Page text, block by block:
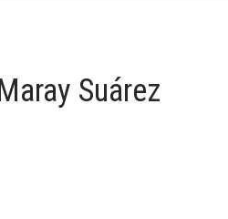
Suárez